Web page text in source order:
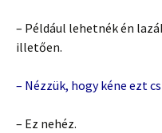
– Például lehetnék én
illetően.
– Nézzük, hogy kéne ezt
– Ez nehéz.